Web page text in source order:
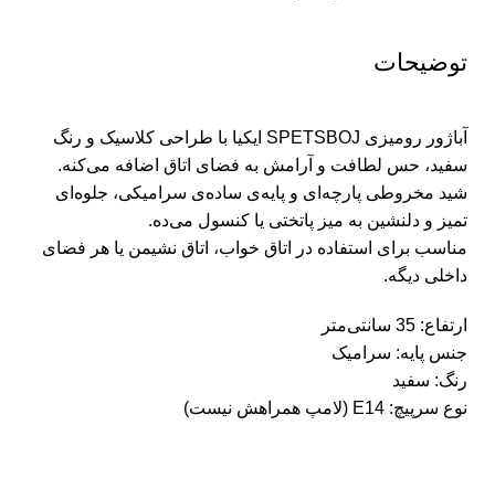
توضیحات
آباژور رومیزی SPETSBOJ ایکیا با طراحی کلاسیک و رنگ
سفید، حس لطافت و آرامش به فضای اتاق اضافه می‌کنه.
شید مخروطی پارچه‌ای و پایه‌ی ساده‌ی سرامیکی، جلوه‌ای
تمیز و دلنشین به میز پاتختی یا کنسول می‌ده.
مناسب برای استفاده در اتاق خواب، اتاق نشیمن یا هر فضای
داخلی دیگه.
ارتفاع: 35 سانتی‌متر
جنس پایه: سرامیک
رنگ: سفید
نوع سرپیچ: E14 (لامپ همراهش نیست)